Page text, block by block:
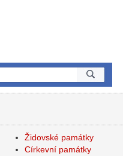
Židovské památky
Církevní památky